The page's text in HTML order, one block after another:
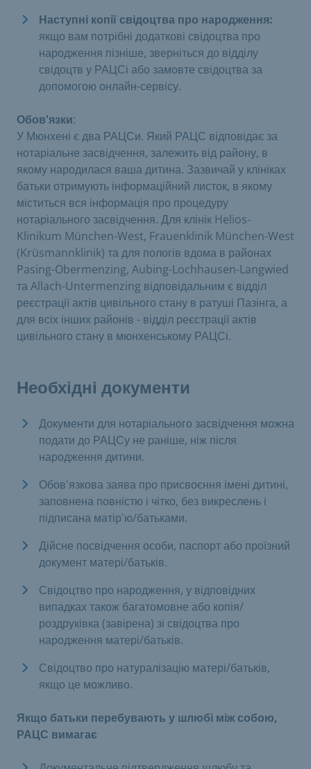
Наступні копії свідоцтва про народження:
якщо вам потрібні додаткові свідоцтва про
народження пізніше, зверніться до відділу
свідоцтв у РАЦСі або замовте свідоцтва за
допомогою онлайн-сервісу.
Обов'язки:
У Мюнхені є два РАЦСи. Який РАЦС відповідає за
нотаріальне засвідчення, залежить від району, в
якому народилася ваша дитина. Зазвичай у клініках
батьки отримують інформаційний листок, в якому
міститься вся інформація про процедуру
нотаріального засвідчення. Для клінік Helios-
Klinikum München-West, Frauenklinik München-West
(Krüsmannklinik) та для пологів вдома в районах
Pasing-Obermenzing, Aubing-Lochhausen-Langwied
та Allach-Untermenzing відповідальним є відділ
реєстрації актів цивільного стану в ратуші Пазінга, а
для всіх інших районів - відділ реєстрації актів
цивільного стану в мюнхенському РАЦСі.
Необхідні документи
Документи для нотаріального засвідчення можна
подати до РАЦСу не раніше, ніж після
народження дитини.
Обов'язкова заява про присвоєння імені дитині,
заповнена повністю і чітко, без викреслень і
підписана матір'ю/батьками.
Дійсне посвідчення особи, паспорт або проїзний
документ матері/батьків.
Свідоцтво про народження, у відповідних
випадках також багатомовне або копія/
роздруківка (завірена) зі свідоцтва про
народження матері/батьків.
Свідоцтво про натуралізацію матері/батьків,
якщо це можливо.
Якщо батьки перебувають у шлюбі між собою,
РАЦС вимагає